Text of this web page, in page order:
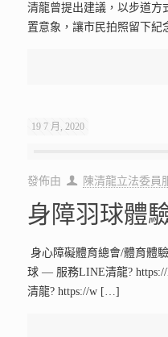
清龍曾提出建議，以步道方
置意象，讓市民拍照留下紀
19 7 月, 2020
發佈由 陳清龍立法委員
身障羽球體
身心障礙體育總會/體育體
球 — 服務LINE清龍? https://
清龍? https://w[…]